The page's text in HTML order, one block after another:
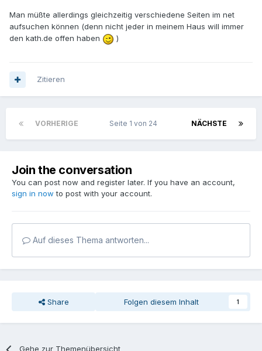
Man müßte allerdings gleichzeitig verschiedene Seiten im net
aufsuchen können (denn nicht jeder in meinem Haus will immer
den kath.de offen haben
)
Zitieren
VORHERIGE NÄCHSTE
Seite 1 von 24
Join the conversation
You can post now and register later. If you have an account,
sign in now to post with your account.
Auf dieses Thema antworten...
Share Folgen diesem Inhalt 1
Gehe zur Themenübersicht